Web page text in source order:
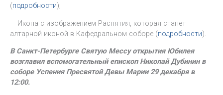
(подробности);
— Икона с изображением Распятия, которая станет
алтарной иконой в Кафедральном соборе (подробности).
В Санкт-Петербурге Святую Мессу открытия Юбилея
возглавил вспомогательный епископ Николай Дубинин в
соборе Успения Пресвятой Девы Марии 29 декабря в
12:00.